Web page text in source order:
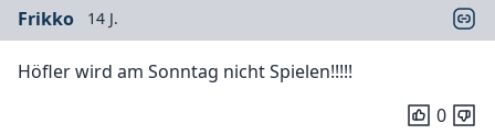
Frikko 14 J.
Höfler wird am Sonntag nicht Spielen!!!!!
0